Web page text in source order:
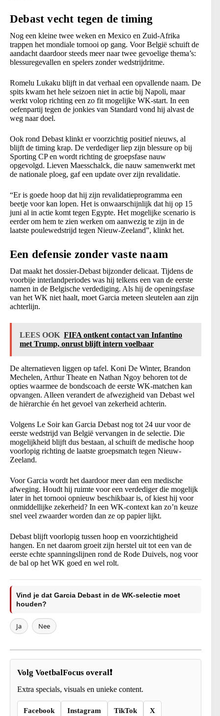
Debast vecht tegen de timing
Nog een kleine twee weken en Mexico en Zuid-Afrika
trappen het mondiale tornooi op gang. Voor België schuift de
aandacht daardoor steeds meer naar twee gevoelige thema’s:
blessuregevallen en spelers zonder wedstrijdritme.
Romelu Lukaku blijft in dat verhaal een opvallende naam. De
spits kwam het hele seizoen niet in actie bij Napoli, maar
werkt volop richting een zo fit mogelijke WK-start. In een
oefenpartij tegen de jonkies van Standard vond hij alvast de
weg naar doel.
Ook rond Debast klinkt er voorzichtig positief nieuws, al
blijft de timing krap. De verdediger liep zijn blessure op bij
Sporting CP en wordt richting de groepsfase nauw
opgevolgd. Lieven Maesschalck, die nauw samenwerkt met
de nationale ploeg, gaf een update over zijn revalidatie.
“Er is goede hoop dat hij zijn revalidatieprogramma een
beetje voor kan lopen. Het is onwaarschijnlijk dat hij op 15
juni al in actie komt tegen Egypte. Het mogelijke scenario is
eerder om hem te zien werken om aanwezig te zijn in de
laatste poulewedstrijd tegen Nieuw-Zeeland”, klinkt het.
Een defensie zonder vaste naam
Dat maakt het dossier-Debast bijzonder delicaat. Tijdens de
voorbije interlandperiodes was hij telkens een van de eerste
namen in de Belgische verdediging. Als hij de openingsfase
van het WK niet haalt, moet Garcia meteen sleutelen aan zijn
achterlijn.
LEES OOK FIFA ontkent contact van Infantino
met Trump, onrust blijft intern voelbaar
De alternatieven liggen op tafel. Koni De Winter, Brandon
Mechelen, Arthur Theate en Nathan Ngoy behoren tot de
opties waarmee de bondscoach de eerste WK-matchen kan
opvangen. Alleen verandert de afwezigheid van Debast wel
de hiërarchie én het gevoel van zekerheid achterin.
Volgens Le Soir kan Garcia Debast nog tot 24 uur voor de
eerste wedstrijd van België vervangen in de selectie. Die
mogelijkheid blijft dus bestaan, al schuift de medische hoop
voorlopig richting de laatste groepsmatch tegen Nieuw-
Zeeland.
Voor Garcia wordt het daardoor meer dan een medische
afweging. Houdt hij ruimte voor een verdediger die mogelijk
later in het tornooi opnieuw beschikbaar is, of kiest hij voor
onmiddellijke zekerheid? In een WK-context kan zo’n keuze
snel veel zwaarder worden dan ze op papier lijkt.
Debast blijft voorlopig tussen hoop en voorzichtigheid
hangen. En net daarom groeit zijn herstel uit tot een van de
eerste echte spanningslijnen rond de Rode Duivels, nog voor
de bal op het WK goed en wel rolt.
Vind je dat Garcia Debast in de WK-selectie moet
houden?
Ja Nee
Volg VoetbalFocus overal❗
Extra specials, visuals en unieke content.
Facebook Instagram TikTok X